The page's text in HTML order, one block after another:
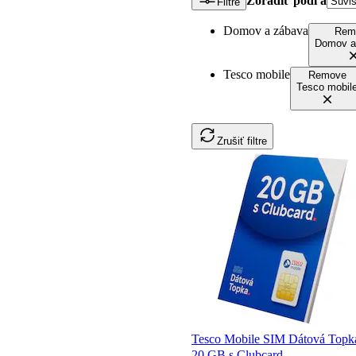
Domov a zábava
Domov
Tesco mobile
Remove
Tesco
Zrušiť filtre
Tesco Mobile SIM Dátová